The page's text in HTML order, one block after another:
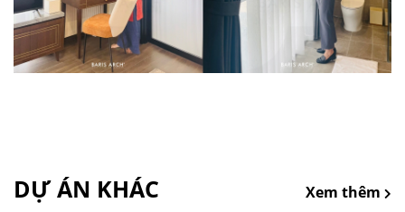
DỰ ÁN KHÁC Xem thêm